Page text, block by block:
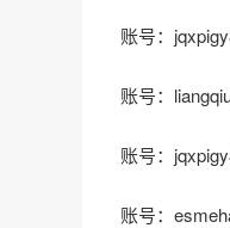
账号：
账号：
账号：
账号：